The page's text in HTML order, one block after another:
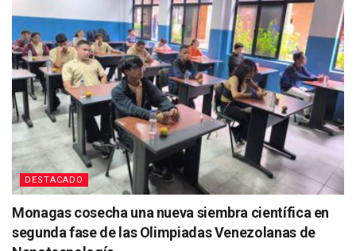
DESTACADO
Monagas cosecha una nueva siembra científica en
segunda fase de las Olimpiadas Venezolanas de